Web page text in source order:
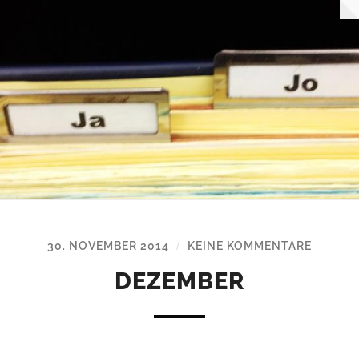
30. NOVEMBER 2014 / KEINE KOMMENTARE
DEZEMBER